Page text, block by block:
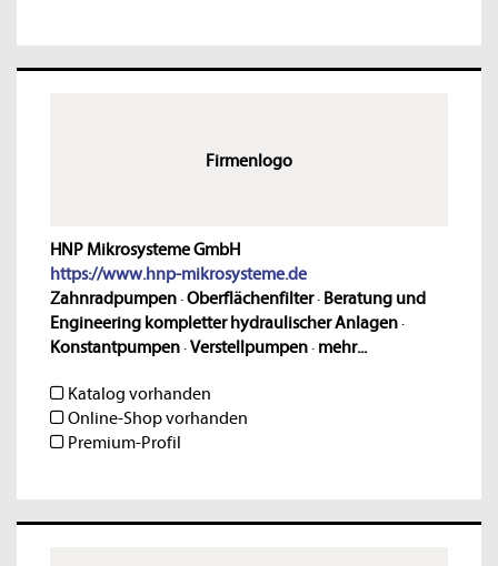
Firmenlogo
HNP Mikrosysteme GmbH
https://www.hnp-mikrosysteme.de
Zahnradpumpen·Oberflächenfilter· Beratung und
Engineering kompletter hydraulischer Anlagen·
Konstantpumpen·Verstellpumpen· mehr...
Katalog vorhanden
Online-Shop vorhanden
Premium-Profil